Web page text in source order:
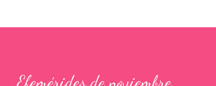
Efemérides de noviembre